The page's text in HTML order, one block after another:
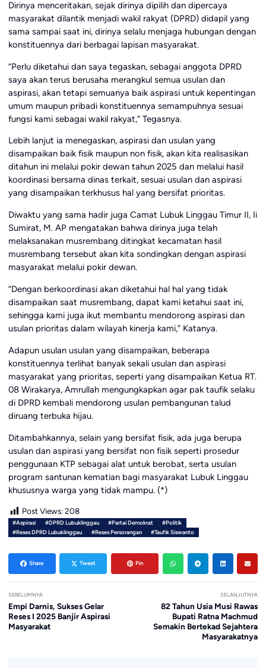
Dirinya menceritakan, sejak dirinya dipilih dan dipercaya
masyarakat dilantik menjadi wakil rakyat (DPRD) didapil yang
sama sampai saat ini, dirinya selalu menjaga hubungan dengan
konstituennya dari berbagai lapisan masyarakat.
“Perlu diketahui dan saya tegaskan, sebagai anggota DPRD
saya akan terus berusaha merangkul semua usulan dan
aspirasi, akan tetapi semuanya baik aspirasi untuk kepentingan
umum maupun pribadi konstituennya semampuhnya sesuai
fungsi kami sebagai wakil rakyat,” Tegasnya.
Lebih lanjut ia menegaskan, aspirasi dan usulan yang
disampaikan baik fisik maupun non fisik, akan kita realisasikan
ditahun ini melalui pokir dewan tahun 2025 dan melalui hasil
koordinasi bersama dinas terkait, sesuai usulan dan aspirasi
yang disampaikan terkhusus hal yang bersifat prioritas.
Diwaktu yang sama hadir juga Camat Lubuk Linggau Timur II, Ii
Sumirat, M. AP mengatakan bahwa dirinya juga telah
melaksanakan musrembang ditingkat kecamatan hasil
musrembang tersebut akan kita sondingkan dengan aspirasi
masyarakat melalui pokir dewan.
“Dengan berkoordinasi akan diketahui hal hal yang tidak
disampaikan saat musrembang, dapat kami ketahui saat ini,
sehingga kami juga ikut membantu mendorong aspirasi dan
usulan prioritas dalam wilayah kinerja kami,” Katanya.
Adapun usulan usulan yang disampaikan, beberapa
konstituennya terlihat banyak sekali usulan dan aspirasi
masyarakat yang prioritas, seperti yang disampaikan Ketua RT.
08 Wirakarya, Amrullah mengungkapkan agar pak taufik selaku
di DPRD kembali mendorong usulan pembangunan talud
diruang terbuka hijau.
Ditambahkannya, selain yang bersifat fisik, ada juga berupa
usulan dan aspirasi yang bersifat non fisik seperti prosedur
penggunaan KTP sebagai alat untuk berobat, serta usulan
program santunan kematian bagi masyarakat Lubuk Linggau
khususnya warga yang tidak mampu. (*)
Post Views: 208
#Aspirasi #DPRD Lubuklinggau #Partai Demokrat
#Politik
#Reses DPRD Lubuklinggau
#Reses Persorangan #Taufik Siswanto
Share Tweet Pin
SEBELUMNYA
Empi Darnis, Sukses Gelar
Reses I 2025 Banjir Aspirasi
Masyarakat
SELANJUTNYA
82 Tahun Usia Musi Rawas
Bupati Ratna Machmud
Semakin Bertekad Sejahtera
Masyarakatnya